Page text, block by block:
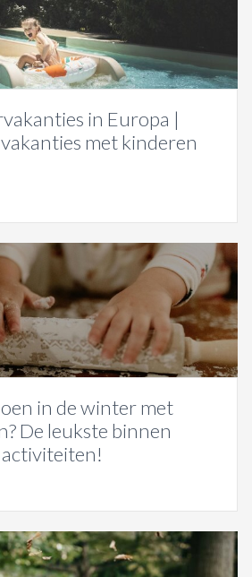
in Europa |
met kinderen
in de winter met
De leukste binnen
activiteiten!